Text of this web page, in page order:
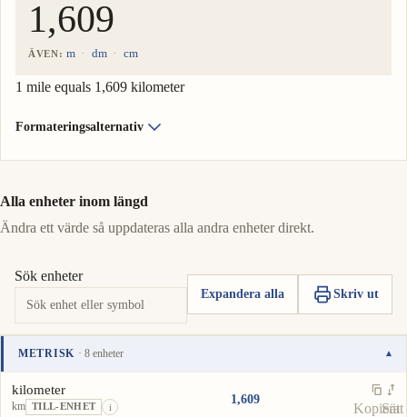
ÄVEN: m dm cm
1 mile equals 1,609 kilometer
Formateringsalternativ
Alla enheter inom längd
Ändra ett värde så uppdateras alla andra enheter direkt.
Sök enheter
Expandera alla Skriv ut
METRISK · 8 enheter ▾
Enhet Värde
kilometer
km TILL-ENHET i
1,609
Kopiera
Sätt